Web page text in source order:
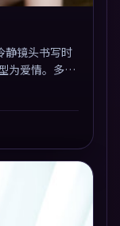
静镜头书写时
为爱情。多线
欢细读表演
内心戏互为